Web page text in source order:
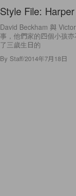
Style File:
David Beckham 與
事，他們家的四個小孩
了三歲生日的
By Staff/2014年7月18日